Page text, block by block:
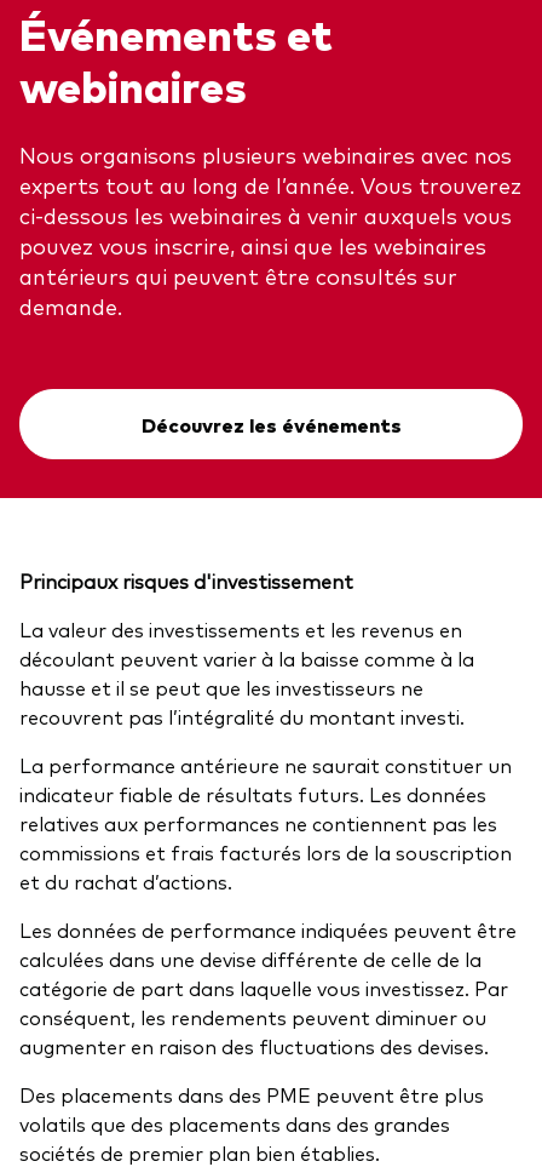
Événements et
webinaires
Nous organisons plusieurs webinaires avec nos
experts tout au long de l’année. Vous trouverez
ci-dessous les webinaires à venir auxquels vous
pouvez vous inscrire, ainsi que les webinaires
antérieurs qui peuvent être consultés sur
demande.
Découvrez les événements
Principaux risques d'investissement
La valeur des investissements et les revenus en
découlant peuvent varier à la baisse comme à la
hausse et il se peut que les investisseurs ne
recouvrent pas l’intégralité du montant investi.
La performance antérieure ne saurait constituer un
indicateur fiable de résultats futurs. Les données
relatives aux performances ne contiennent pas les
commissions et frais facturés lors de la souscription
et du rachat d’actions.
Les données de performance indiquées peuvent être
calculées dans une devise différente de celle de la
catégorie de part dans laquelle vous investissez. Par
conséquent, les rendements peuvent diminuer ou
augmenter en raison des fluctuations des devises.
Des placements dans des PME peuvent être plus
volatils que des placements dans des grandes
sociétés de premier plan bien établies.